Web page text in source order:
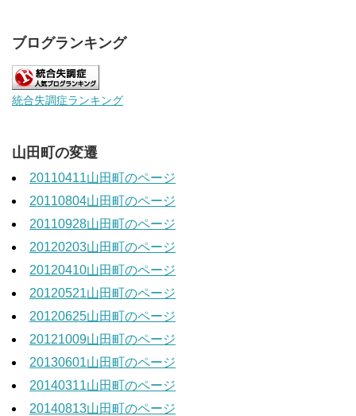
ブログランキング
統合失調症ランキング
山田町の変遷
20110411山田町のページ
20110804山田町のページ
20110928山田町のページ
20120203山田町のページ
20120410山田町のページ
20120521山田町のページ
20120625山田町のページ
20121009山田町のページ
20130601山田町のページ
20140311山田町のページ
20140813山田町のページ